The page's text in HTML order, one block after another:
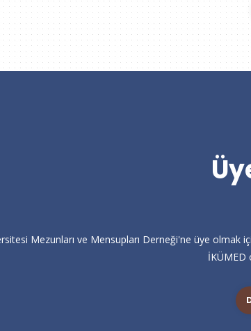
Mezunları ve Mensupları Derneği'ne üye
İKÜMED